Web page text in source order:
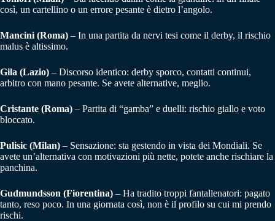
così, un cartellino o un errore pesante è dietro l’angolo.
Mancini (Roma) – In una partita da nervi tesi come il derby, il rischio
malus è altissimo.
Gila (Lazio) – Discorso identico: derby sporco, contatti continui,
arbitro con mano pesante. Se avete alternative, meglio.
Cristante (Roma) – Partita di “gamba” e duelli: rischio giallo e voto
bloccato.
Pulisic (Milan) – Sensazione: sta gestendo in vista dei Mondiali. Se
avete un’alternativa con motivazioni più nette, potete anche rischiare la
panchina.
Gudmundsson (Fiorentina) – Ha tradito troppi fantallenatori: pagato
tanto, reso poco. In una giornata così, non è il profilo su cui mi prendo
rischi.